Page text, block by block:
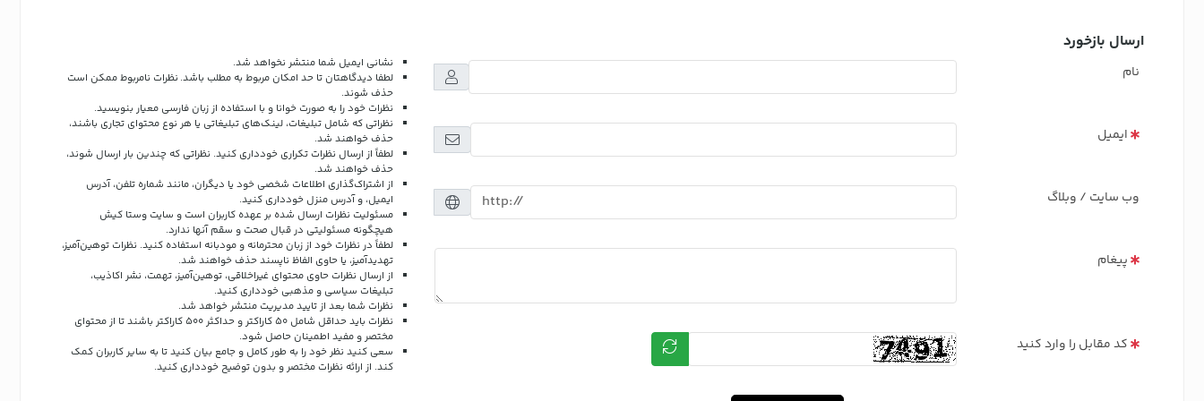
ارسال بازخورد
نام
ایمیل
وب سایت / وبلاگ
پیغام
کد مقابل را وارد کنید
نشانی ایمیل شما منتشر نخواهد شد.
لطفا دیدگاهتان تا حد امکان مربوط به مطلب باشد. نظرات نامربوط ممکن است
حذف شوند.
نظرات خود را به صورت خوانا و با استفاده از زبان فارسی معیار بنویسید.
نظراتی که شامل تبلیغات، لینک‌های تبلیغاتی یا هر نوع محتوای تجاری باشند،
حذف خواهند شد.
لطفاً از ارسال نظرات تکراری خودداری کنید. نظراتی که چندین بار ارسال شوند،
حذف خواهند شد.
از اشتراک‌گذاری اطلاعات شخصی خود یا دیگران، مانند شماره تلفن، آدرس
ایمیل، و آدرس منزل خودداری کنید.
مسئولیت نظرات ارسال شده بر عهده کاربران است و سایت وستا کیش
هیچگونه مسئولیتی در قبال صحت و سقم آنها ندارد.
لطفاً در نظرات خود از زبان محترمانه و مودبانه استفاده کنید. نظرات توهین‌آمیز،
تهدیدآمیز، یا حاوی الفاظ ناپسند حذف خواهند شد.
از ارسال نظرات حاوی محتوای غیراخلاقی، توهین‌آمیز، تهمت، نشر اکاذیب،
تبلیغات سیاسی و مذهبی خودداری کنید.
نظرات شما بعد از تایید مدیریت منتشر خواهد شد.
نظرات باید حداقل شامل 50 کاراکتر و حداکثر 500 کاراکتر باشند تا از محتوای
مختصر و مفید اطمینان حاصل شود.
سعی کنید نظر خود را به طور کامل و جامع بیان کنید تا به سایر کاربران کمک
کند. از ارائه نظرات مختصر و بدون توضیح خودداری کنید.